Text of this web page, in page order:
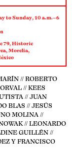
to Sunday, 10 a.m.–6
79, Historic
Morelia,
// ROBERTO
// KEES
// JUAN
BLAS // JESÚS
MOLINA //
// LEONARDO
GUILLÉN //
Y FRANCISCO